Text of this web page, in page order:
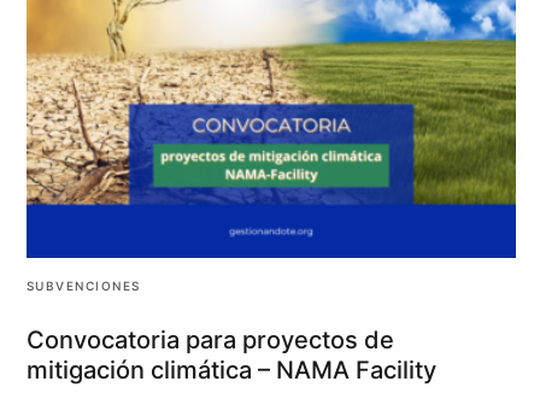
SUBVENCIONES
Convocatoria para proyectos de
mitigación climática – NAMA Facility